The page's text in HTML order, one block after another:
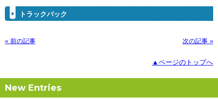
トラックバック
« 前の記事 次の記事 »
▲ページのトップへ
New Entries